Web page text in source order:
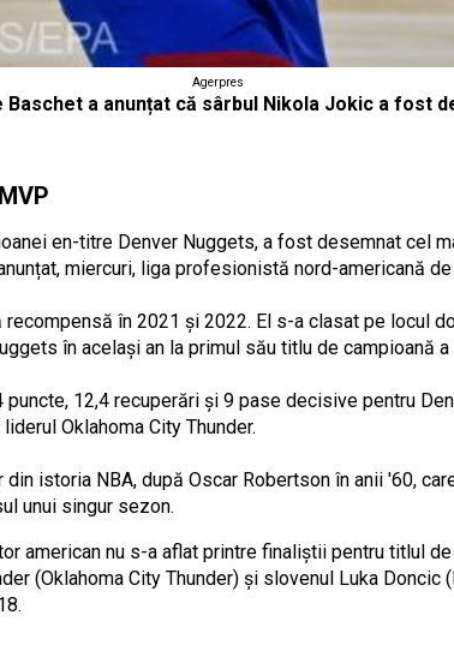
Agerpres
a anunțat că sârbul Nikola Jokic a fost
en-titre Denver Nuggets, a fost desemnat cel
miercuri, liga profesionistă nord-americană
în 2021 și 2022. El s-a clasat pe locul
în același an la primul său titlu de campioană a
12,4 recuperări și 9 pase decisive pentru
Oklahoma City Thunder.
istoria NBA, după Oscar Robertson în anii '60,
unui singur sezon.
american nu s-a aflat printre finaliștii pentru titlul
(Oklahoma City Thunder) și slovenul Luka Doncic